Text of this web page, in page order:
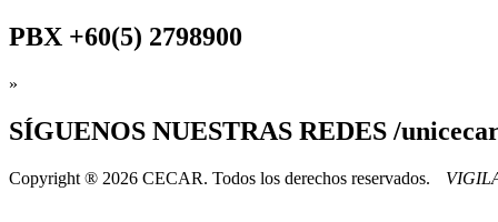
PBX +60(5) 2798900
»
SÍGUENOS NUESTRAS REDES /
Copyright ® 2026 CECAR. Todos los derechos reservados.